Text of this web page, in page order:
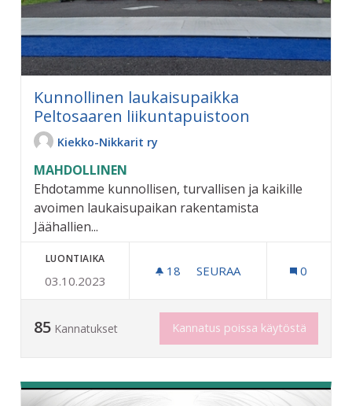
Kunnollinen laukaisupaikka
Peltosaaren liikuntapuistoon
Kiekko-Nikkarit ry
MAHDOLLINEN
Ehdotamme kunnollisen, turvallisen ja kaikille
avoimen laukaisupaikan rakentamista
Jäähallien...
LUONTIAIKA
03.10.2023
18 18 SEURAAJAA
SEURAA 0
85 Kannatukset Kannatus poissa käytöstä